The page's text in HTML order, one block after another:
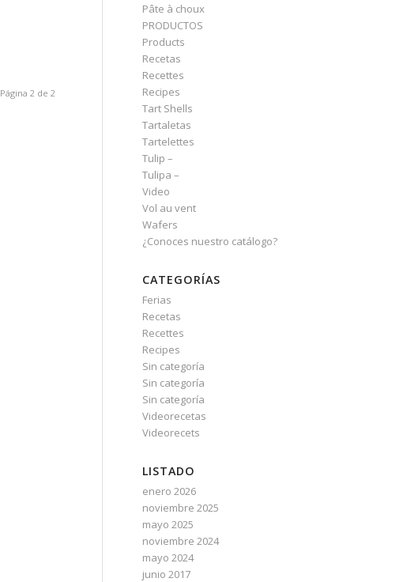
Página 2 de 2
Pâte à choux
PRODUCTOS
Products
Recetas
Recettes
Recipes
Tart Shells
Tartaletas
Tartelettes
Tulip –
Tulipa –
Video
Vol au vent
Wafers
¿Conoces nuestro catálogo?
CATEGORÍAS
Ferias
Recetas
Recettes
Recipes
Sin categoría
Sin categoría
Sin categoría
Videorecetas
Videorecets
LISTADO
enero 2026
noviembre 2025
mayo 2025
noviembre 2024
mayo 2024
junio 2017